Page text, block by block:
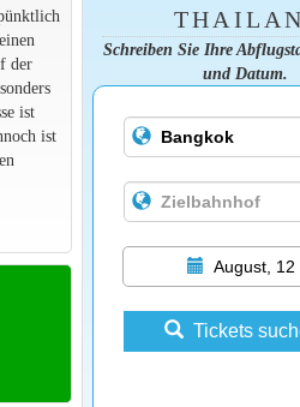
der
ist
ist
Schreiben Sie Ihre
und Datum.
August, 12
Tickets